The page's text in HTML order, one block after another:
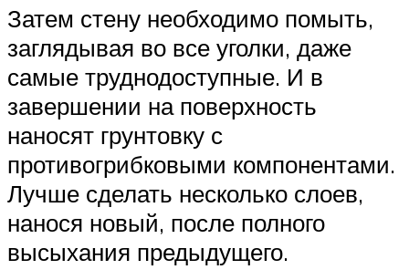
Затем стену необходимо помыть,
заглядывая во все уголки, даже
самые труднодоступные. И в
завершении на поверхность
наносят грунтовку с
противогрибковыми компонентами.
Лучше сделать несколько слоев,
нанося новый, после полного
высыхания предыдущего.